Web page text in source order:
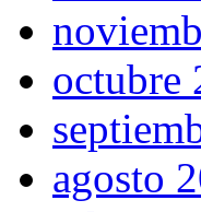
octubre
agosto